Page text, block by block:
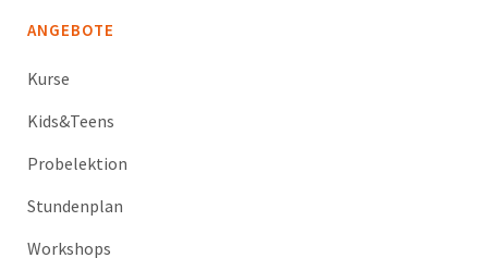
ANGEBOTE
Kurse
Kids&Teens
Probelektion
Stundenplan
Workshops